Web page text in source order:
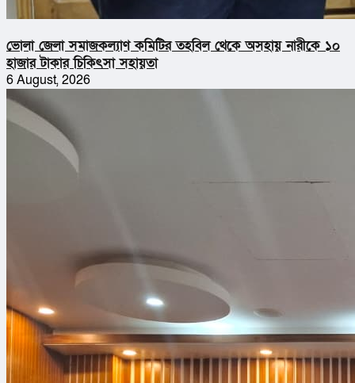
ভোলা জেলা সমাজকল্যাণ কমিটির তহবিল থেকে অসহায় নারীকে ১০
হাজার টাকার চিকিৎসা সহায়তা
6 August, 2026